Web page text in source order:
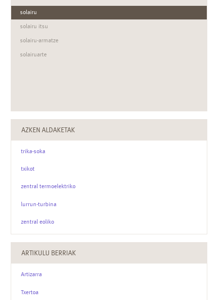
solairu
solairu itsu
solairu-armatze
solairuarte
AZKEN ALDAKETAK
trika-soka
txikot
zentral termoelektriko
lurrun-turbina
zentral eoliko
ARTIKULU BERRIAK
Artizarra
Txertoa